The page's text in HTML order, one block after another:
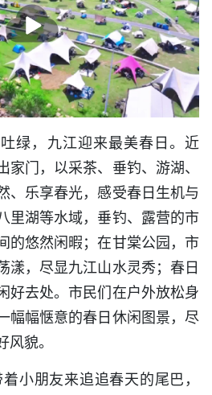
播
放
绿，九江迎来最美春日。近
门，以采茶、垂钓、游湖、
、乐享春光，感受春日生机与
里湖等水域，垂钓、露营的市
的悠然闲暇；在甘棠公园，市
漾，尽显九江山水灵秀；春日
好去处。市民们在户外放松身
幅幅惬意的春日休闲图景，尽
貌。
着小朋友来追追春天的尾巴，